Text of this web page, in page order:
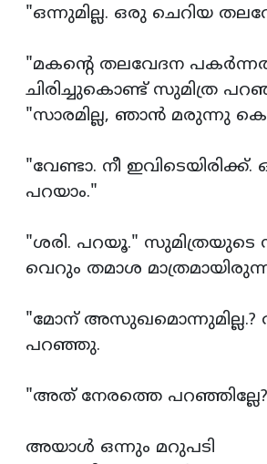
"ഒന്നുമില്ല. ഒരു ചെറിയ
"മകന്‍റെ തലവേദന
ചിരിച്ചുകൊണ്ട് സുമിത്ര
"സാരമില്ല, ഞാന്‍ മരുന്നു
"വേണ്ടാ. നീ ഇവിടെയിരിക്ക്.
പറയാം."
"ശരി. പറയൂ." സുമിത്രയുടെ
വെറും തമാശ
"മോന്
പറഞ്ഞു.
"അത് നേരത്തെ പറഞ്ഞില്ലേ?
അയാള്‍ ഒന്നും മറുപടി